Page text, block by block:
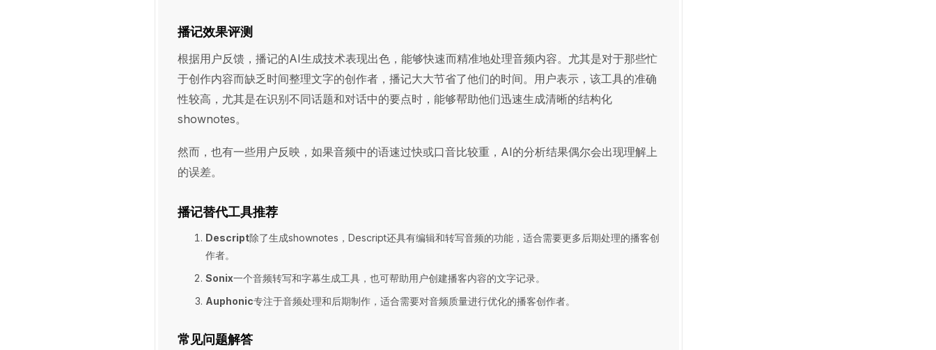
播记效果评测
根据用户反馈，播记的AI生成技术表现出色，能够快速而精准地处理音频内容。尤其是对于那些忙
于创作内容而缺乏时间整理文字的创作者，播记大大节省了他们的时间。用户表示，该工具的准确
性较高，尤其是在识别不同话题和对话中的要点时，能够帮助他们迅速生成清晰的结构化
shownotes。
然而，也有一些用户反映，如果音频中的语速过快或口音比较重，AI的分析结果偶尔会出现理解上
的误差。
播记替代工具推荐
Descript除了生成shownotes，Descript还具有编辑和转写音频的功能，适合需要更多后期处理的播客创
作者。
Sonix一个音频转写和字幕生成工具，也可帮助用户创建播客内容的文字记录。
Auphonic专注于音频处理和后期制作，适合需要对音频质量进行优化的播客创作者。
常见问题解答